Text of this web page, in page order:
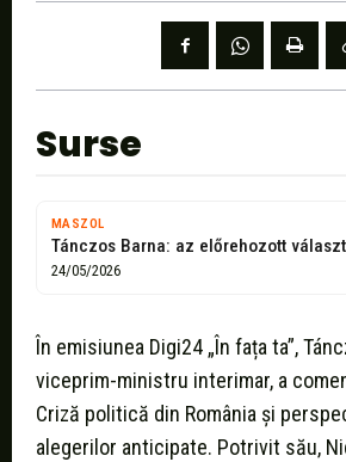
Surse
MASZOL
24/05/2026
În emisiunea Digi24 „În fața ta”,
viceprim-ministru interimar, a
Criză politică din România și
alegerilor anticipate. Potrivit său,